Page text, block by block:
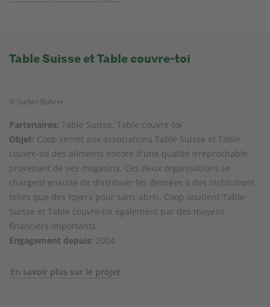
Table Suisse et Table couvre-toi
© Stefan Bohrer
Partenaires: Table Suisse, Table couvre-toi
Objet: Coop remet aux associations Table Suisse et Table
couvre-toi des aliments encore d'une qualité irréprochable
provenant de ses magasins. Ces deux organisations se
chargent ensuite de distribuer les denrées à des institutions
telles que des foyers pour sans-abris. Coop soutient Table
Suisse et Table couvre-toi également par des moyens
financiers importants.
Engagement depuis: 2004
En savoir plus sur le projet